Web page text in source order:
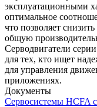
эксплуатационными
оптимальное
что позволяет
общую
Серводвигатели
для тех, кто ищет
для управления
приложениях.
Документы
Сервосистемы HCFA